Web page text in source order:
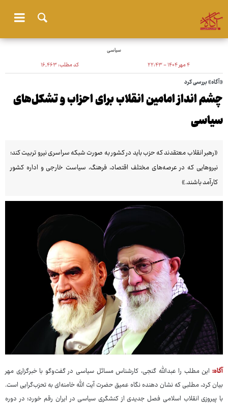
سیاسی
۴ مهر ۱۴۰۴ - ۲۲:۴۳ کد مطلب:۱۶٬۴۶۳
«آگاه» بررسی کرد
چشم انداز امامین انقلاب برای احزاب و تشکل‌های
سیاسی
«رهبر انقلاب معتقدند که حزب باید در کشور به صورت شبکه سراسری نیرو تربیت کند؛
نیروهایی که در عرصه‌های مختلف اقتصاد، فرهنگ، سیاست خارجی و اداره کشور
کارآمد باشند.»
آگاه: این مطلب را عبدالله گنجی، کارشناس مسائل سیاسی در گفت‌وگو با خبرگزاری مهر
بیان کرد، مطلبی که نشان دهنده نگاه عمیق حضرت آیت الله خامنه‌ای به تحزب‌گرایی است.
با پیروزی انقلاب اسلامی فصل جدیدی از کنشگری سیاسی در ایران رقم خورد؛ در دوره